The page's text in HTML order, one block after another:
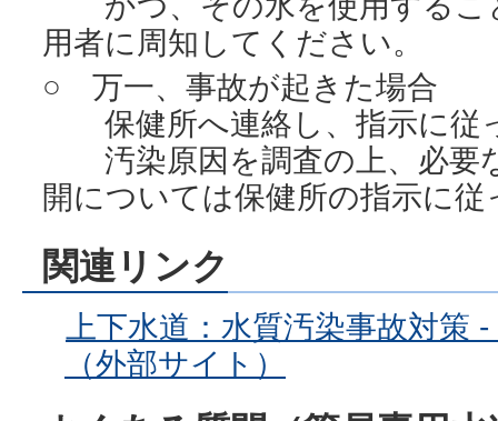
用者に周知してください。
○ 万一、事故が起きた場合
保健所へ連絡し、指示に従
汚染原因を調査の上、必要
開については保健所の指示に
関連リンク
上下水道：水質汚染事故対策
（外部サイト）